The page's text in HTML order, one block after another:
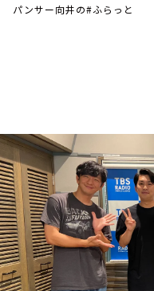
イベント・グッズ
YouTube
会社情報
パンサー向井の#ふらっと